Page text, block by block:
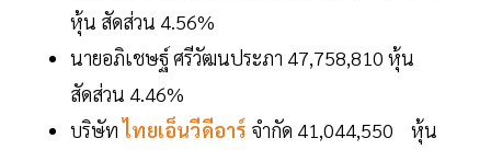
หุ้น สัดส่วน 4.56%
นายอภิเชษฐ์ ศรีวัฒนประภา 47,758,810 หุ้น
สัดส่วน 4.46%
บริษัทไทยเอ็นวีดีอาร์ จำกัด 41,044,550 หุ้น